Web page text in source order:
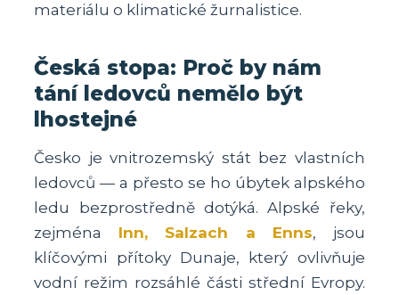
materiálu o klimatické žurnalistice.
Česká stopa: Proč by nám
tání ledovců nemělo být
lhostejné
Česko je vnitrozemský stát bez vlastních
ledovců — a přesto se ho úbytek alpského
ledu bezprostředně dotýká. Alpské řeky,
zejména Inn, Salzach a Enns, jsou
klíčovými přítoky Dunaje, který ovlivňuje
vodní režim rozsáhlé části střední Evropy.